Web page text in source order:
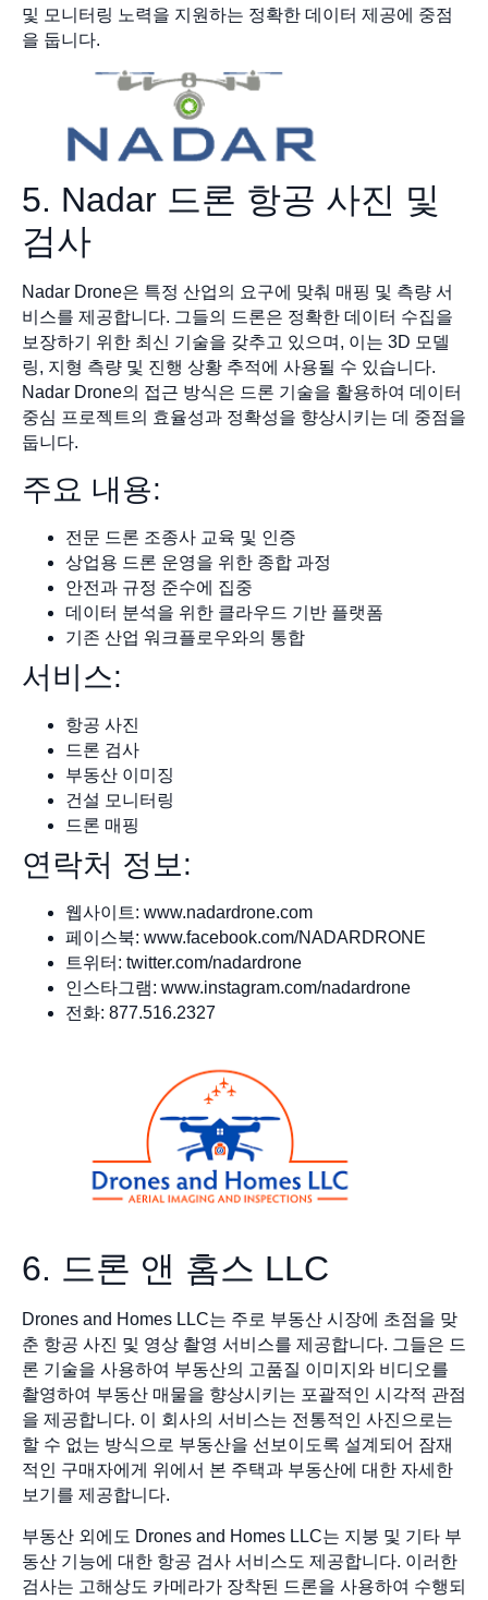
및 모니터링 노력을 지원하는 정확한 데이터 제공에 중점
을 둡니다.
5. Nadar 드론 항공 사진 및
검사
Nadar Drone은 특정 산업의 요구에 맞춰 매핑 및 측량 서
비스를 제공합니다. 그들의 드론은 정확한 데이터 수집을
보장하기 위한 최신 기술을 갖추고 있으며, 이는 3D 모델
링, 지형 측량 및 진행 상황 추적에 사용될 수 있습니다.
Nadar Drone의 접근 방식은 드론 기술을 활용하여 데이터
중심 프로젝트의 효율성과 정확성을 향상시키는 데 중점을
둡니다.
주요 내용:
전문 드론 조종사 교육 및 인증
상업용 드론 운영을 위한 종합 과정
안전과 규정 준수에 집중
데이터 분석을 위한 클라우드 기반 플랫폼
기존 산업 워크플로우와의 통합
서비스:
항공 사진
드론 검사
부동산 이미징
건설 모니터링
드론 매핑
연락처 정보:
웹사이트: www.nadardrone.com
페이스북: www.facebook.com/NADARDRONE
트위터: twitter.com/nadardrone
인스타그램: www.instagram.com/nadardrone
전화: 877.516.2327
6. 드론 앤 홈스 LLC
Drones and Homes LLC는 주로 부동산 시장에 초점을 맞
춘 항공 사진 및 영상 촬영 서비스를 제공합니다. 그들은 드
론 기술을 사용하여 부동산의 고품질 이미지와 비디오를
촬영하여 부동산 매물을 향상시키는 포괄적인 시각적 관점
을 제공합니다. 이 회사의 서비스는 전통적인 사진으로는
할 수 없는 방식으로 부동산을 선보이도록 설계되어 잠재
적인 구매자에게 위에서 본 주택과 부동산에 대한 자세한
보기를 제공합니다.
부동산 외에도 Drones and Homes LLC는 지붕 및 기타 부
동산 기능에 대한 항공 검사 서비스도 제공합니다. 이러한
검사는 고해상도 카메라가 장착된 드론을 사용하여 수행되